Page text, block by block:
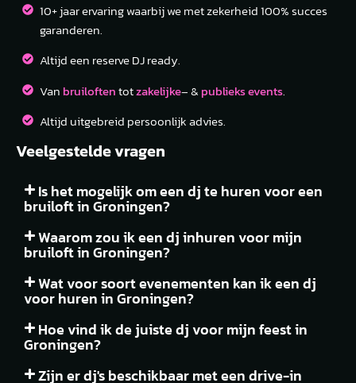
10+ jaar ervaring waarbij we met zekerheid 100% succes
garanderen.
Altijd een reserve DJ ready.
Van bruiloftentotzakelijke– & publieks events.
Altijd uitgebreid persoonlijk advies.
Veelgestelde vragen
Is het mogelijk om een dj te huren voor een
bruiloft in Groningen?
Waarom zou ik een dj inhuren voor mijn
bruiloft in Groningen?
Wat voor soort evenementen kan ik een dj
voor huren in Groningen?
Hoe vind ik de juiste dj voor mijn feest in
Groningen?
Zijn er dj's beschikbaar met een drive-in